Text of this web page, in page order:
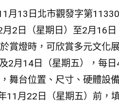
月13日北市觀發字第
2日（星期日）至2月16
賞燈時，可欣賞多元文化
2月14日（星期五），每
舞台位置、尺寸、硬體設
11月22日（星期五）前，